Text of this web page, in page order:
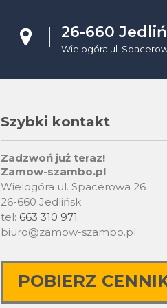
26-660
Wielogóra ul.
Szybki kontakt
Zadzwoń już teraz!
Zamow-szambo.pl
Wielogóra ul. Spacerowa 26
26-660 Jedlińsk
tel: 663 310 971
biuro@zamow-szambo.pl
POBIERZ